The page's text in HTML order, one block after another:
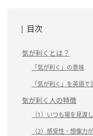
目次
気が利くとは？
「気が利く」の意味
「気が利く」を英語で
気が利く人の特徴
（1）いつも場を見渡
（2）感受性・想像力